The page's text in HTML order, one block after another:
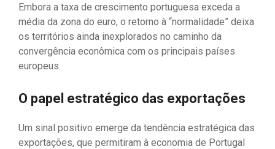
Embora a taxa de crescimento portuguesa exceda a
média da zona do euro, o retorno à “normalidade” deixa
os territórios ainda inexplorados no caminho da
convergência econômica com os principais países
europeus.
O papel estratégico das exportações
Um sinal positivo emerge da tendência estratégica das
exportações, que permitiram à economia de Portugal